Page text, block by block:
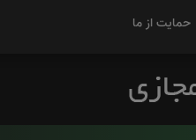
حمایت از ما